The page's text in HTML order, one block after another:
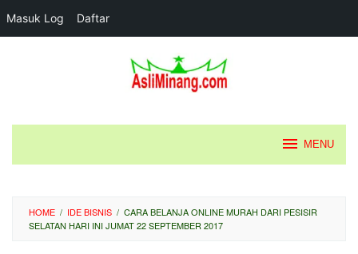
Masuk Log Daftar
MENU
HOME / IDE BISNIS / CARA BELANJA ONLINE MURAH DARI PESISIR
SELATAN HARI INI JUMAT 22 SEPTEMBER 2017